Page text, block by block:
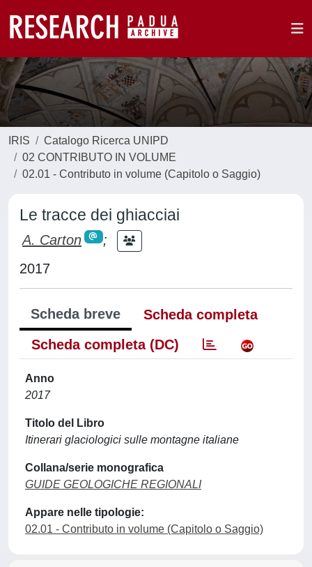
IRIS
Catalogo Ricerca UNIPD
02 CONTRIBUTO IN VOLUME
02.01 - Contributo in volume (Capitolo o Saggio)
Le tracce dei ghiacciai
A. Carton
;
2017
Scheda breve
Scheda completa
Scheda completa (DC)
Anno
2017
Titolo del Libro
Itinerari glaciologici sulle montagne italiane
Collana/serie monografica
GUIDE GEOLOGICHE REGIONALI
Appare nelle tipologie:
02.01 - Contributo in volume (Capitolo o Saggio)